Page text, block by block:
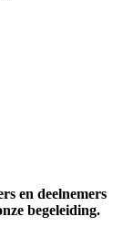
en deelnemers
begeleiding.